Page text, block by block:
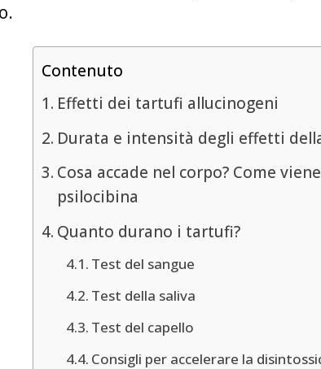
Contenuto
Effetti dei tartufi allucinogeni
Durata e intensità degli effetti
Cosa accade nel corpo? Come
psilocibina
Quanto durano i tartufi?
Test del sangue
Test della saliva
Test del capello
Consigli per accelerare la